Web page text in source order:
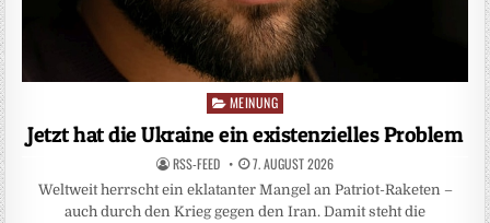
PostedMEINUNG
Jetzt hat die Ukraine ein existenzielles Problem
RSS-FEED 7. AUGUST 2026
Weltweit herrscht ein eklatanter Mangel an Patriot-Raketen –
auch durch den Krieg gegen den Iran. Damit steht die